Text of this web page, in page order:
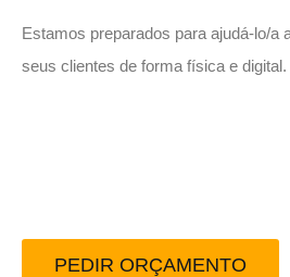
Estamos preparados para ajudá-lo/a
seus clientes de forma física e digital.
PEDIR ORÇAMENTO